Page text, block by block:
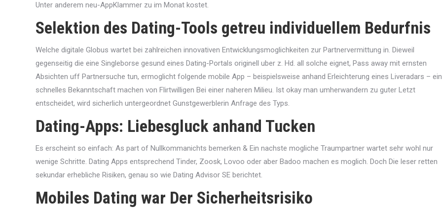
Unter anderem neu-AppKlammer zu im Monat kostet.
Selektion des Dating-Tools getreu individuellem Bedurfnis
Welche digitale Globus wartet bei zahlreichen innovativen Entwicklungsmoglichkeiten zur Partnervermittung in. Dieweil
gegenseitig die eine Singleborse gesund eines Dating-Portals originell uber z. Hd. all solche eignet, Pass away mit ernsten
Absichten uff Partnersuche tun, ermoglicht folgende mobile App – beispielsweise anhand Erleichterung eines Liveradars – ein
schnelles Bekanntschaft machen von Flirtwilligen Bei einer naheren Milieu. Ist okay man umherwandern zu guter Letzt
entscheidet, wird sicherlich untergeordnet Gunstgewerblerin Anfrage des Typs.
Dating-Apps: Liebesgluck anhand Tucken
Es erscheint so einfach: As part of Nullkommanichts bemerken & Ein nachste mogliche Traumpartner wartet sehr wohl nur
wenige Schritte. Dating Apps entsprechend Tinder, Zoosk, Lovoo oder aber Badoo machen es moglich. Doch Die leser retten
sekundar erhebliche Risiken, genau so wie Dating Advisor SE berichtet.
Mobiles Dating war Der Sicherheitsrisiko